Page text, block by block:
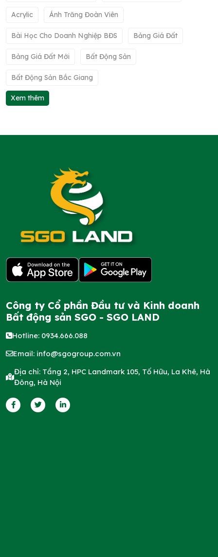
Acrylic Ánh Trăng Đoàn Viên
Bài Học Cho Doanh Nghiệp BĐS Bảng Giá Đất
Bảng Giá Đất Mới Bất Động Sản
Bất Động Sản Bắc Giang
Xem thêm
Công ty Cổ phần Đầu tư và Kinh doanh
Bất động sản SGO - SGO LAND
Hotline: 0934.666.088
Email: info@sgogroup.com.vn
Địa chỉ: Tầng 2, HPC Landmark 105, Tố Hữu, La Khê, Hà
Đông, Hà Nội